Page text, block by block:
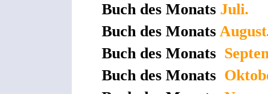
Buch des Monats Juli.
Buch des Monats August
Buch des Monats
Buch des Monats